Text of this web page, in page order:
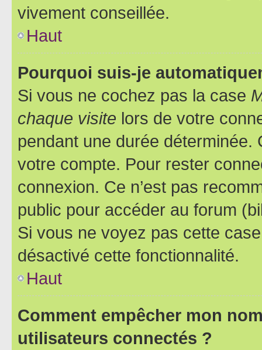
vivement conseillée.
Haut
Pourquoi suis-je
Si vous ne cochez pas la case
chaque visite lors de votre
pendant une durée déterminée.
votre compte. Pour rester
connexion. Ce n’est pas
public pour accéder au forum
Si vous ne voyez pas cette
désactivé cette fonctionnalité.
Haut
Comment empêcher mon
utilisateurs connectés ?